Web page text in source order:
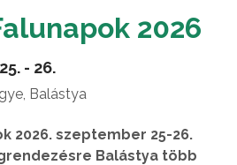
2026
- 26.
Balástya
2026. szeptember 25-26.
Balástya több